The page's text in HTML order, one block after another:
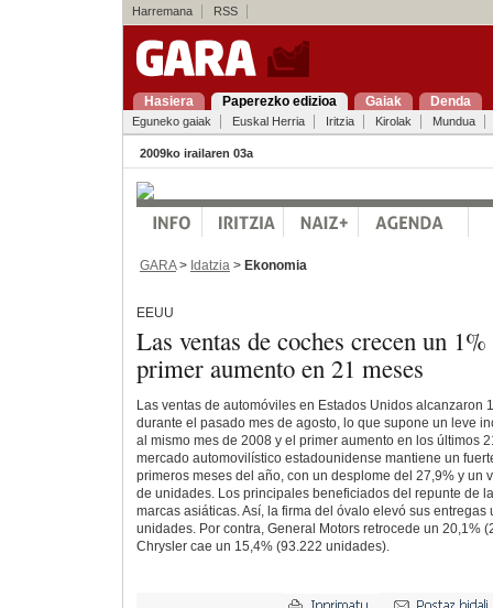
Harremana RSS
Hasiera Paperezko edizioa Gaiak Denda
Eguneko gaiak Euskal Herria Iritzia Kirolak Mundua
2009ko irailaren 03a
GARA> Idatzia > Ekonomia
EEUU
Las ventas de coches crecen un
primer aumento en 21 meses
Las ventas de automóviles en Estados Unidos alcanzaron
durante el pasado mes de agosto, lo que supone un leve
al mismo mes de 2008 y el primer aumento en los últimos
mercado automovilístico estadounidense mantiene un
primeros meses del año, con un desplome del 27,9% y un
de unidades. Los principales beneficiados del repunte de
marcas asiáticas. Así, la firma del óvalo elevó sus entregas
unidades. Por contra, General Motors retrocede un 20,1%
Chrysler cae un 15,4% (93.222 unidades).